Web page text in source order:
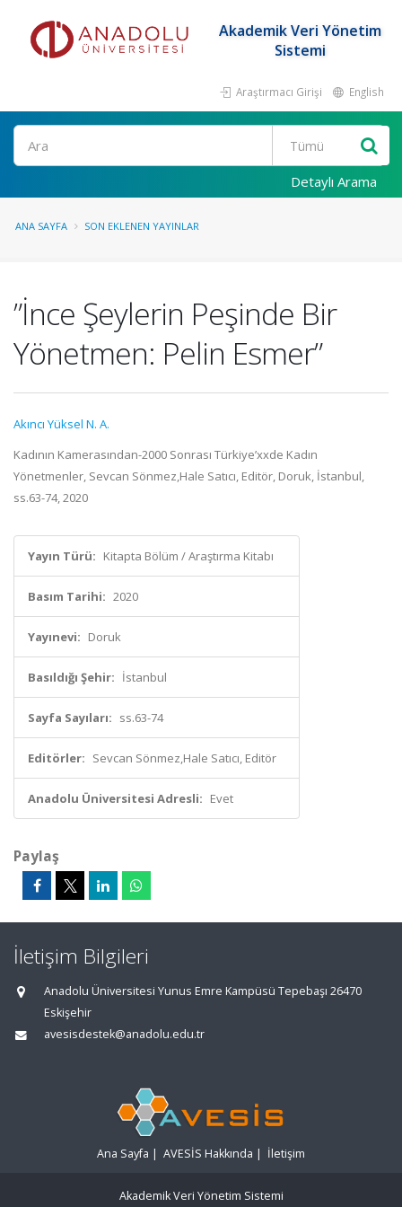
Akademik Veri Yönetim
Sistemi
Araştırmacı Girişi English
Ara
Detaylı Arama
ANA SAYFA SON EKLENEN YAYINLAR
”İnce Şeylerin Peşinde Bir
Yönetmen: Pelin Esmer”
Akıncı Yüksel N. A.
Kadının Kamerasından-2000 Sonrası Türkiye’xxde Kadın
Yönetmenler, Sevcan Sönmez,Hale Satıcı, Editör, Doruk, İstanbul,
ss.63-74, 2020
Yayın Türü: Kitapta Bölüm / Araştırma Kitabı
Basım Tarihi: 2020
Yayınevi: Doruk
Basıldığı Şehir: İstanbul
Sayfa Sayıları: ss.63-74
Editörler: Sevcan Sönmez,Hale Satıcı, Editör
Anadolu Üniversitesi Adresli: Evet
Paylaş
İletişim Bilgileri
Anadolu Üniversitesi Yunus Emre Kampüsü Tepebaşı 26470
Eskişehir
avesisdestek@anadolu.edu.tr
Ana Sayfa | AVESİS Hakkında | İletişim
Akademik Veri Yönetim Sistemi